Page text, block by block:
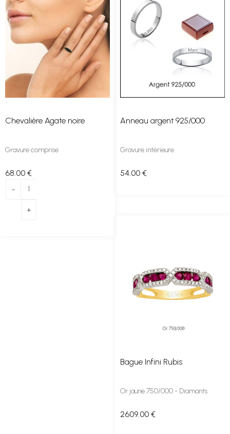
Chevalière Agate noire
Gravure comprise
68.00 €
Anneau argent 925/000
Gravure intérieure
54.00 €
Bague Infini Rubis
Or jaune 750/000 - Diamants
2609.00 €